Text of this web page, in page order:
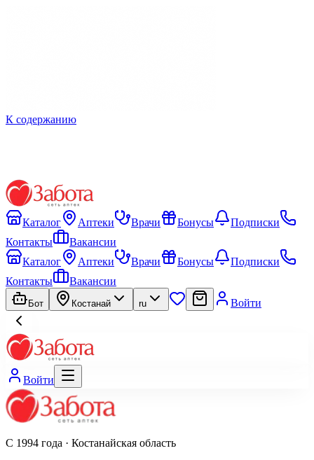
К содержанию
Каталог Аптеки Врачи Бонусы
Подписки
Контакты
Вакансии
Каталог
Аптеки Врачи Бонусы
Подписки
Контакты
Вакансии
Бот Костанай ru Войти
Войти
С 1994 года · Костанайская область